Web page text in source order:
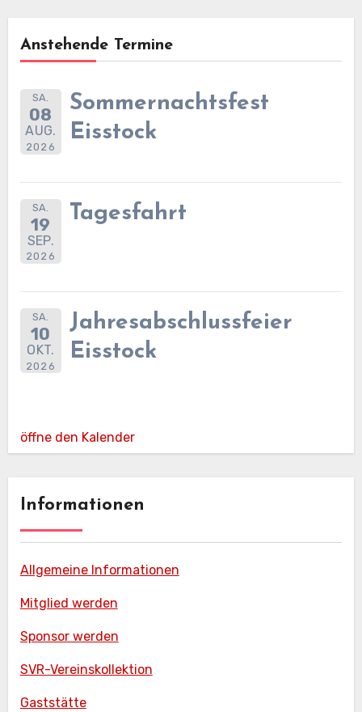
Anstehende Termine
SA.
08
AUG.
2026
Sommernachtsfest
Eisstock
SA.
19
SEP.
2026
Tagesfahrt
SA.
10
OKT.
2026
Jahresabschlussfeier
Eisstock
öffne den Kalender
Informationen
Allgemeine Informationen
Mitglied werden
Sponsor werden
SVR-Vereinskollektion
Gaststätte